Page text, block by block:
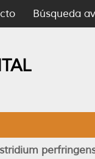
Búsqueda